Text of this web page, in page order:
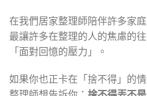
在我們居家整理師陪伴許多家
最讓許多在整理的人的焦慮的
「面對回憶的壓力」。
如果你也正卡在「捨不得」的